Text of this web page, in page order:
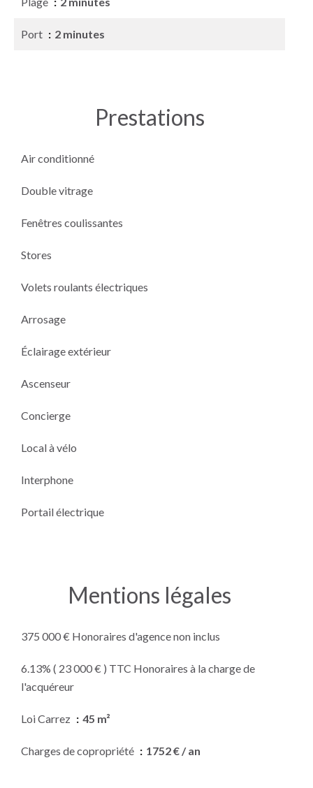
Port 2 minutes
Prestations
Air conditionné
Double vitrage
Fenêtres coulissantes
Stores
Volets roulants électriques
Arrosage
Éclairage extérieur
Ascenseur
Concierge
Local à vélo
Interphone
Portail électrique
Mentions légales
375 000 € Honoraires d'agence non inclus
6.13% ( 23 000 € ) TTC Honoraires à la charge de
l'acquéreur
Loi Carrez 45 m²
Charges de copropriété 1752 € / an